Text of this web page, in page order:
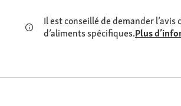
Il est conseillé de demander
d’aliments spécifiques.Plus